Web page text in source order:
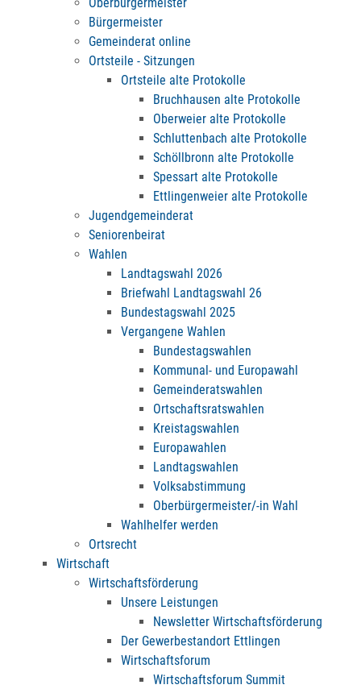
Bürgermeister
Gemeinderat online
Ortsteile - Sitzungen
Ortsteile alte Protokolle
Bruchhausen alte Protokolle
Oberweier alte Protokolle
Schluttenbach alte Protokolle
Schöllbronn alte Protokolle
Spessart alte Protokolle
Ettlingenweier alte Protokolle
Jugendgemeinderat
Seniorenbeirat
Wahlen
Landtagswahl 2026
Briefwahl Landtagswahl 26
Bundestagswahl 2025
Vergangene Wahlen
Bundestagswahlen
Kommunal- und Europawahl
Gemeinderatswahlen
Ortschaftsratswahlen
Kreistagswahlen
Europawahlen
Landtagswahlen
Volksabstimmung
Oberbürgermeister/-in Wahl
Wahlhelfer werden
Ortsrecht
Wirtschaft
Wirtschaftsförderung
Unsere Leistungen
Newsletter Wirtschaftsförderung
Der Gewerbestandort Ettlingen
Wirtschaftsforum
Wirtschaftsforum Summit